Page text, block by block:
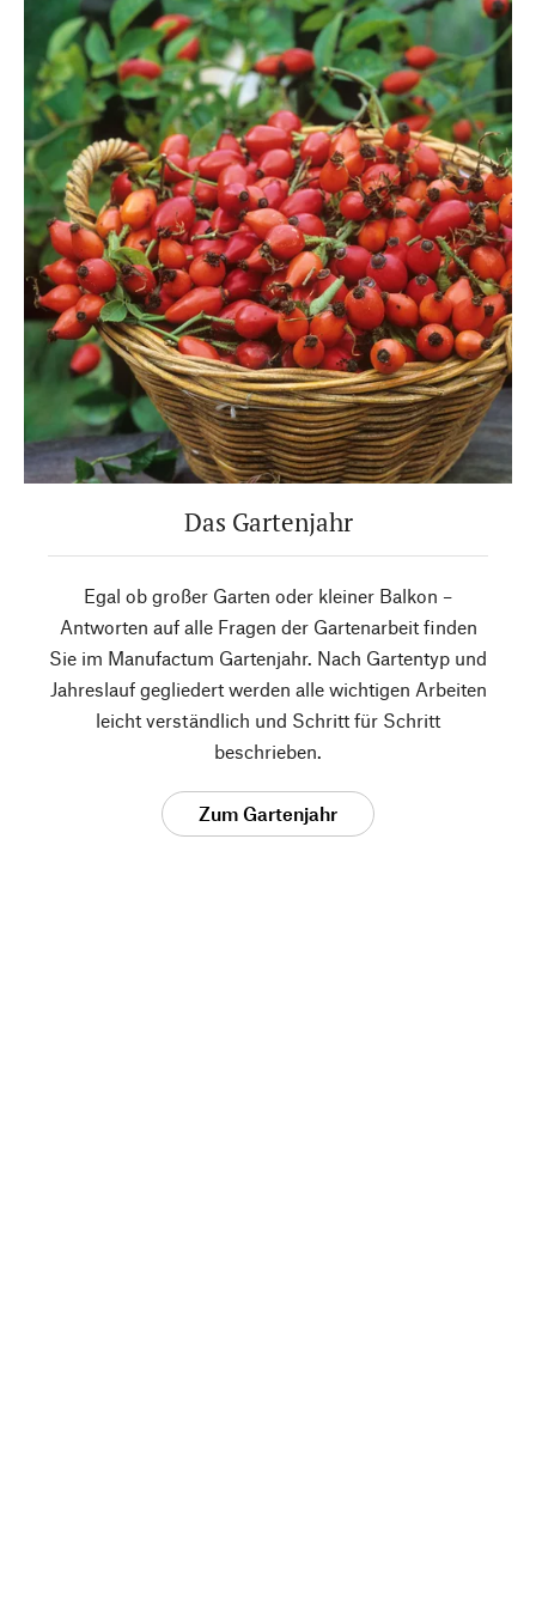
Das Gartenjahr
Egal ob großer Garten oder kleiner Balkon –
Antworten auf alle Fragen der Gartenarbeit finden
Sie im Manufactum Gartenjahr. Nach Gartentyp und
Jahreslauf gegliedert werden alle wichtigen Arbeiten
leicht verständlich und Schritt für Schritt
beschrieben.
Zum Gartenjahr